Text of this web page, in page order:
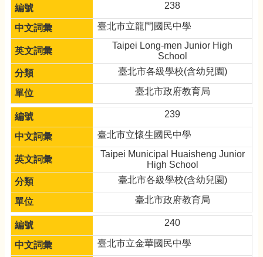
238
臺北市立龍門國民中學
Taipei Long-men Junior High
School
臺北市各級學校(含幼兒園)
臺北市政府教育局
239
臺北市立懷生國民中學
Taipei Municipal Huaisheng Junior
High School
臺北市各級學校(含幼兒園)
臺北市政府教育局
240
臺北市立金華國民中學